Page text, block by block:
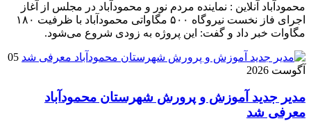
محمودآباد آنلاین : نماینده مردم نور و محمودآباد در مجلس از آغاز
اجرای فاز نخست نیروگاه ۵۰۰ مگاواتی محمودآباد با ظرفیت ۱۸۰
مگاوات خبر داد و گفت: این پروژه به زودی شروع می‌شود.
05
آگوست 2026
مدیر جدید آموزش و پرورش شهرستان محمودآباد
معرفی شد